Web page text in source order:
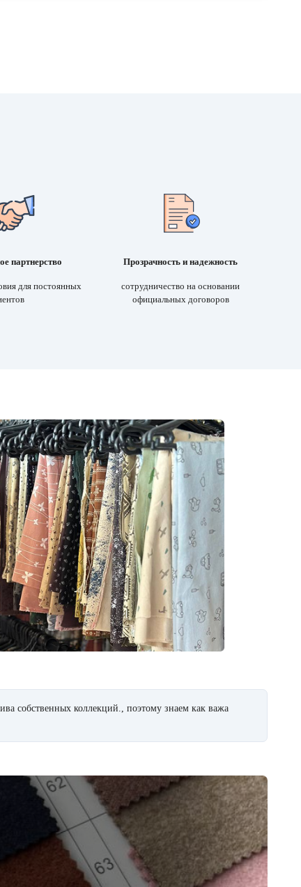
партнерство
для постоянных
Прозрачность и надежность
cотрудничество на основании
официальных договоров
собственных коллекций., поэтому знаем как важа